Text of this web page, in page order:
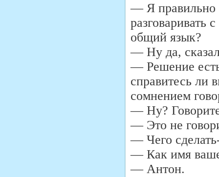
— Я правильно
разговаривать
общий язык?
— Ну да,
— Решение
справитесь ли
сомнением
— Ну?
— Это не
— Чего
— Как имя
— Антон.